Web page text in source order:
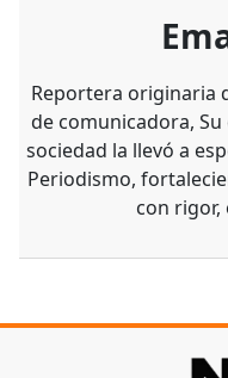
Reportera originaria
de comunicadora,
sociedad la llevó a
Periodismo,
con rigor,